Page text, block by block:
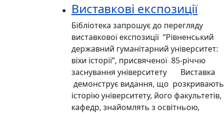
Виставкові експозиції
Бібліотека запрошує до перегляду
виставкової експозиції “Рівненський
державний гуманітарний університет:
віхи історії”, присвяченої 85-річчю
заснування університету Виставка
демонструє видання, що розкривають
історію університету, його факультетів,
кафедр, знайомлять з освітньою,